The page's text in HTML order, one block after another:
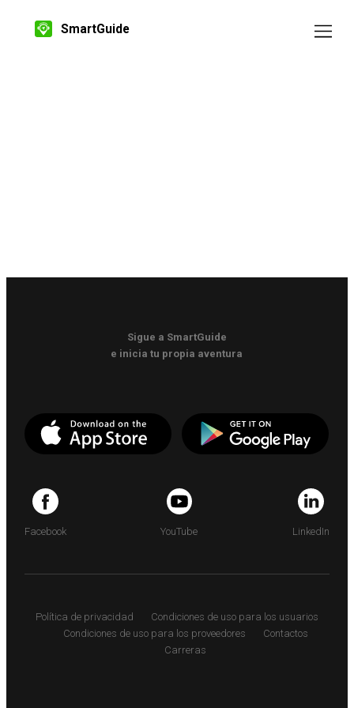
SmartGuide
Sigue a SmartGuide
e inicia tu propia aventura
Facebook YouTube LinkedIn
Política de privacidad
Condiciones de uso para los usuarios
Condiciones de uso para los proveedores
Contactos
Carreras